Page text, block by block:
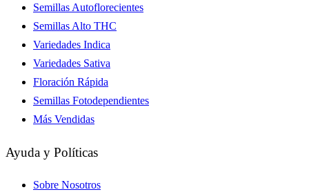
Semillas Autoflorecientes
Semillas Alto THC
Variedades Indica
Variedades Sativa
Floración Rápida
Semillas Fotodependientes
Más Vendidas
Ayuda y Políticas
Sobre Nosotros